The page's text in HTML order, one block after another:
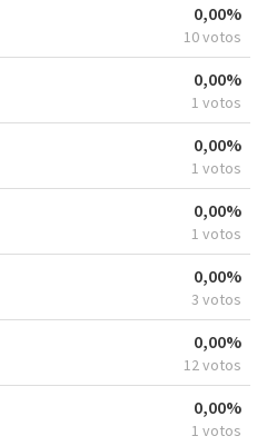
0,00%
10 votos
0,00%
1 votos
0,00%
1 votos
0,00%
1 votos
0,00%
3 votos
0,00%
12 votos
0,00%
1 votos